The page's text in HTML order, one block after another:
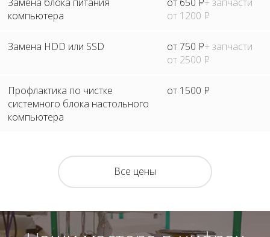
компьютера
от 1200 Р
Замена HDD или SSD от 750 Р+ запчасти
от 2500 Р
Профлактика по чистке
системного блока настольного
компьютера
от 1500 Р
Все цены